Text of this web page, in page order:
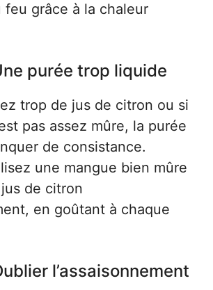
feu grâce à la chaleur
purée trop liquide
trop de jus de citron ou si
pas assez mûre, la purée
de consistance.
une mangue bien mûre
de citron
en goûtant à chaque
l’assaisonnement